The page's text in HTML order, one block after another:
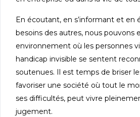
En écoutant, en s’informant et en
besoins des autres, nous pouvons
environnement où les personnes
handicap invisible se sentent
soutenues. Il est temps de briser
favoriser une société où tout le
ses difficultés, peut vivre
jugement.